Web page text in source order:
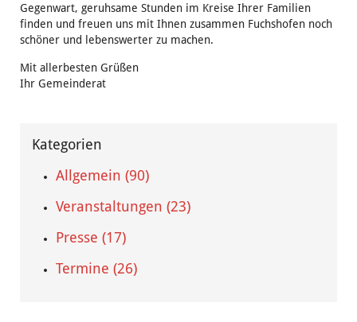
Gegenwart, geruhsame Stunden im Kreise Ihrer Familien
finden und freuen uns mit Ihnen zusammen Fuchshofen noch
schöner und lebenswerter zu machen.
Mit allerbesten Grüßen
Ihr Gemeinderat
Kategorien
Allgemein (90)
Veranstaltungen (23)
Presse (17)
Termine (26)